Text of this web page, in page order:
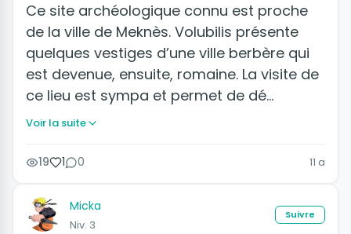
Ce site archéologique connu est proche
de la ville de Meknès. Volubilis présente
quelques vestiges d’une ville berbère qui
est devenue, ensuite, romaine. La visite de
ce lieu est sympa et permet de dé…
Voir la suite
19 1 0 11 a
Micka
Niv. 3
Suivre